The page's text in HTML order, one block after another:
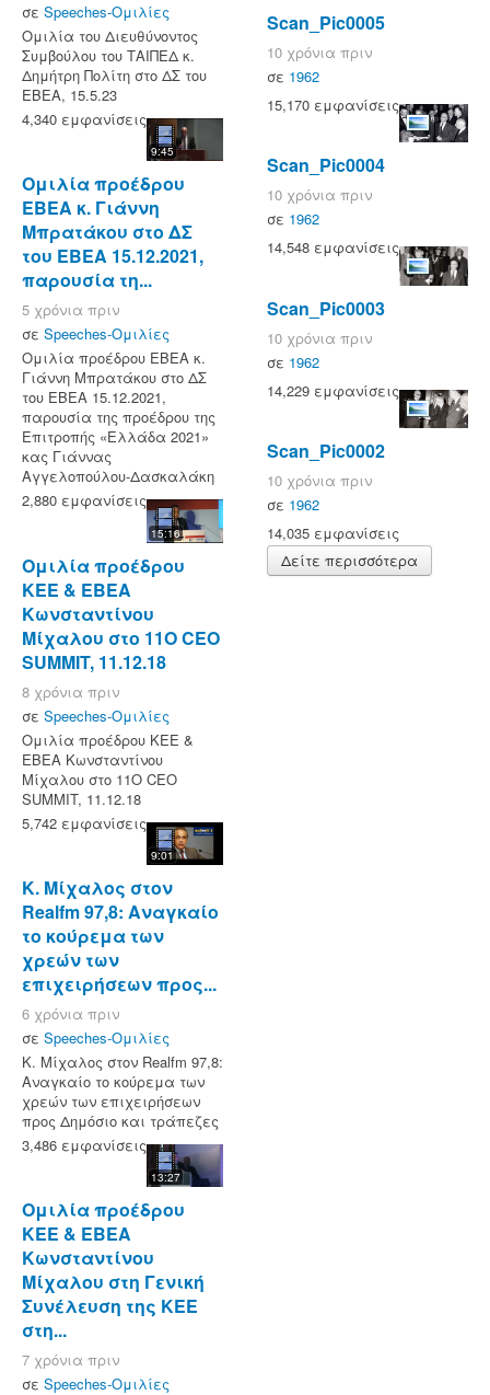
σε Speeches-Ομιλίες
Ομιλία του Διευθύνοντος
Συμβούλου του ΤΑΙΠΕΔ κ.
Δημήτρη Πολίτη στο ΔΣ του
ΕΒΕΑ, 15.5.23
4,340 εμφανίσεις
9:45
Ομιλία προέδρου
ΕΒΕΑ κ. Γιάννη
Μπρατάκου στο ΔΣ
του ΕΒΕΑ 15.12.2021,
παρουσία τη...
5 χρόνια πριν
σε Speeches-Ομιλίες
Ομιλία προέδρου ΕΒΕΑ κ.
Γιάννη Μπρατάκου στο ΔΣ
του ΕΒΕΑ 15.12.2021,
παρουσία της προέδρου της
Επιτροπής «Ελλάδα 2021»
κας Γιάννας
Αγγελοπούλου-Δασκαλάκη
2,880 εμφανίσεις
15:16
Ομιλία προέδρου
ΚΕΕ & ΕΒΕΑ
Κωνσταντίνου
Μίχαλου στο 11Ο CEO
SUMMIT, 11.12.18
8 χρόνια πριν
σε Speeches-Ομιλίες
Ομιλία προέδρου ΚΕΕ &
ΕΒΕΑ Κωνσταντίνου
Μίχαλου στο 11Ο CEO
SUMMIT, 11.12.18
5,742 εμφανίσεις
9:01
Κ. Μίχαλος στον
Realfm 97,8: Αναγκαίο
το κούρεμα των
χρεών των
επιχειρήσεων προς...
6 χρόνια πριν
σε Speeches-Ομιλίες
Κ. Μίχαλος στον Realfm 97,8:
Αναγκαίο το κούρεμα των
χρεών των επιχειρήσεων
προς Δημόσιο και τράπεζες
3,486 εμφανίσεις
13:27
Ομιλία προέδρου
ΚΕΕ & ΕΒΕΑ
Κωνσταντίνου
Μίχαλου στη Γενική
Συνέλευση της ΚΕΕ
στη...
7 χρόνια πριν
σε Speeches-Ομιλίες
Scan_Pic0005
10 χρόνια πριν
σε 1962
15,170 εμφανίσεις
Scan_Pic0004
10 χρόνια πριν
σε 1962
14,548 εμφανίσεις
Scan_Pic0003
10 χρόνια πριν
σε 1962
14,229 εμφανίσεις
Scan_Pic0002
10 χρόνια πριν
σε 1962
14,035 εμφανίσεις
Δείτε περισσότερα